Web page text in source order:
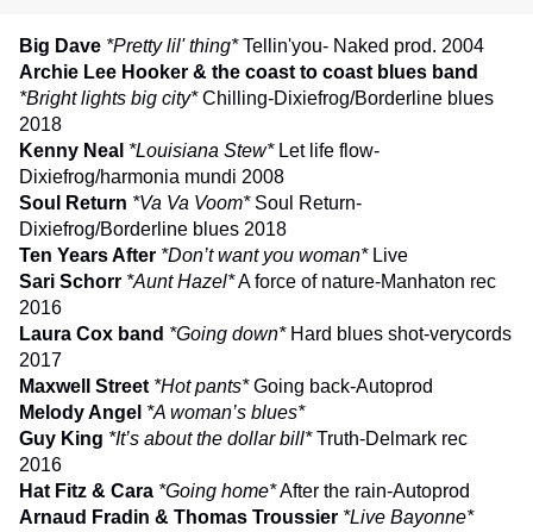
Big Dave *Pretty lil' thing*Tellin'you- Naked prod. 2004
Archie Lee Hooker & the coast to coast blues band
*Bright lights big city*Chilling-Dixiefrog/Borderline blues
2018
Kenny Neal *Louisiana Stew*Let life flow-
Dixiefrog/harmonia mundi 2008
Soul Return *Va Va Voom*Soul Return-
Dixiefrog/Borderline blues 2018
Ten Years After *Don’t want you woman*Live
Sari Schorr *Aunt Hazel*A force of nature-Manhaton rec
2016
Laura Cox band *Going down*Hard blues shot-verycords
2017
Maxwell Street *Hot pants*Going back-Autoprod
Melody Angel *A woman’s blues*
Guy King *It’s about the dollar bill*Truth-Delmark rec
2016
Hat Fitz & Cara *Going home*After the rain-Autoprod
Arnaud Fradin & Thomas Troussier *Live Bayonne*